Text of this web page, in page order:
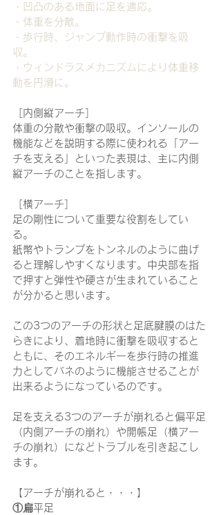
・凹凸のある地面に足を適応。
・体重を分散。
・歩行時、ジャンプ動作時の衝撃を吸
収。
・ウィンドラスメカニズムにより体重移
動を円滑に。
［内側縦アーチ］
体重の分散や衝撃の吸収。インソールの
機能などを説明する際に使われる「アー
チを支える」といった表現は、主に内側
縦アーチのことを指します。
［横アーチ］
足の剛性について重要な役割をしてい
る。
紙幣やトランプをトンネルのように曲げ
ると理解しやすくなります。中央部を指
で押すと弾性や硬さが生まれていること
が分かると思います。
この3つのアーチの形状と足底腱膜のはた
らきにより、着地時に衝撃を吸収すると
ともに、そのエネルギーを歩行時の推進
力としてバネのように機能させることが
出来るようになっているのです。
足を支える3つのアーチが崩れると偏平足
（内側アーチの崩れ）や開帳足（横アー
チの崩れ）になどトラブルを引き起こし
ます。
【アーチが崩れると・・・】
①扁平足